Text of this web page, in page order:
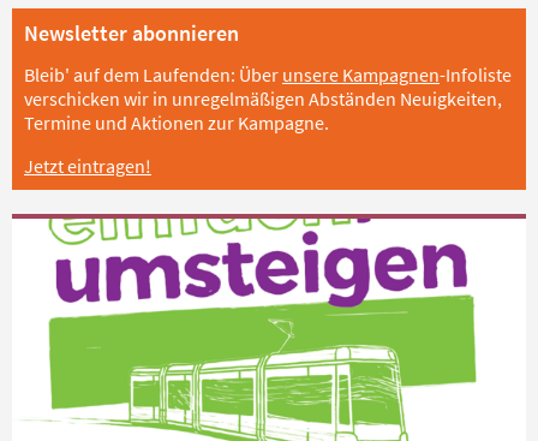
Newsletter abonnieren
Bleib' auf dem Laufenden: Über unsere Kampagnen-Infoliste
verschicken wir in unregelmäßigen Abständen Neuigkeiten,
Termine und Aktionen zur Kampagne.
Jetzt eintragen!